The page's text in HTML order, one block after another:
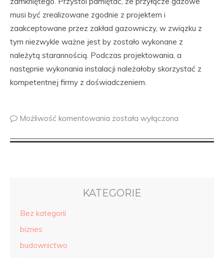
musi być zrealizowane zgodnie z projektem i
zaakceptowane przez zakład gazowniczy, w związku z
tym niezwykle ważne jest by zostało wykonane z
należytą starannością. Podczas projektowania, a
następnie wykonania instalacji należałoby skorzystać z
kompetentnej firmy z doświadczeniem.
Możliwość komentowania została wyłączona
KATEGORIE
Bez kategorii
biznes
budownictwo